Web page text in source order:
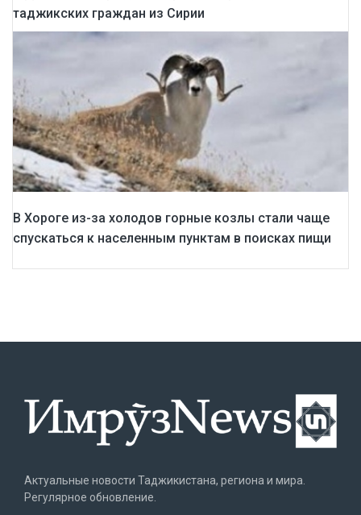
таджикских граждан из Сирии
В Хороге из-за холодов горные козлы стали чаще
спускаться к населенным пунктам в поисках пищи
Актуальные новости Таджикистана, региона и мира.
Регулярное обновление.